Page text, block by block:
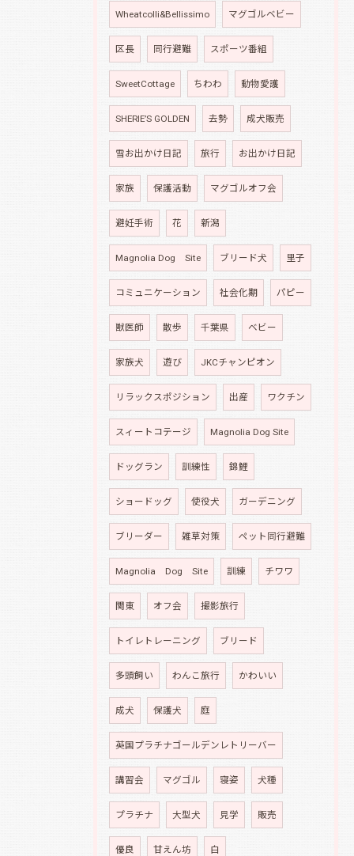
Wheatcolli&Bellissimo マグゴルベビー
区長 同行避難 スポーツ番組
SweetCottage ちわわ 動物愛護
SHERIE’S GOLDEN 去勢 成犬販売
雪お出かけ日記 旅行 お出かけ日記
家族 保護活動 マグゴルオフ会
避妊手術 花 新潟
Magnolia Dog Site ブリード犬 里子
コミュニケーション 社会化期 パピー
獣医師 散歩 千葉県 ベビー
家族犬 遊び JKCチャンピオン
リラックスポジション 出産 ワクチン
スィートコテージ Magnolia Dog Site
ドッグラン 訓練性 錦鯉
ショードッグ 使役犬 ガーデニング
ブリーダー 雑草対策 ペット同行避難
Magnolia Dog Site 訓練 チワワ
関東 オフ会 撮影旅行
トイレトレーニング ブリード
多頭飼い わんこ旅行 かわいい
成犬 保護犬 庭
英国プラチナゴールデンレトリーバー
講習会 マグゴル 寝姿 犬種
プラチナ 大型犬 見学 販売
優良 甘えん坊 白